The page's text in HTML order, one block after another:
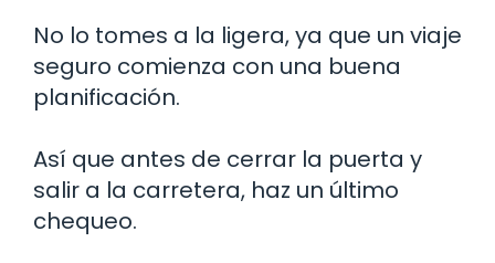
No lo tomes a la ligera, ya que un viaje
seguro comienza con una buena
planificación.
Así que antes de cerrar la puerta y
salir a la carretera, haz un último
chequeo.